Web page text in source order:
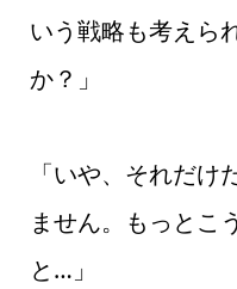
いう戦略も考えら
か？」
「いや、それだけ
ません。もっとこ
と…」